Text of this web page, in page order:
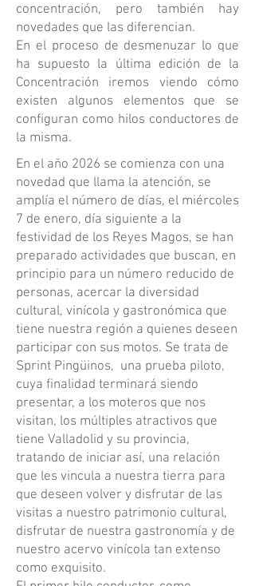
concentración, pero también hay
novedades que las diferencian.
En el proceso de desmenuzar lo que
ha supuesto la última edición de la
Concentración iremos viendo cómo
existen algunos elementos que se
configuran como hilos conductores de
la misma.
En el año 2026 se comienza con una
novedad que llama la atención, se
amplía el número de días, el miércoles
7 de enero, día siguiente a la
festividad de los Reyes Magos, se han
preparado actividades que buscan, en
principio para un número reducido de
personas, acercar la diversidad
cultural, vinícola y gastronómica que
tiene nuestra región a quienes deseen
participar con sus motos. Se trata de
Sprint Pingüinos, una prueba piloto,
cuya finalidad terminará siendo
presentar, a los moteros que nos
visitan, los múltiples atractivos que
tiene Valladolid y su provincia,
tratando de iniciar así, una relación
que les vincula a nuestra tierra para
que deseen volver y disfrutar de las
visitas a nuestro patrimonio cultural,
disfrutar de nuestra gastronomía y de
nuestro acervo vinícola tan extenso
como exquisito.